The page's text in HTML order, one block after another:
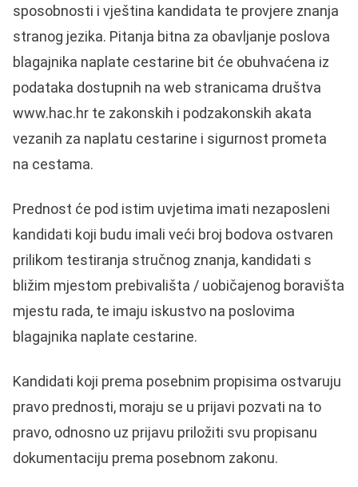
sposobnosti i vještina kandidata te provjere znanja
stranog jezika. Pitanja bitna za obavljanje poslova
blagajnika naplate cestarine bit će obuhvaćena iz
podataka dostupnih na web stranicama društva
www.hac.hr te zakonskih i podzakonskih akata
vezanih za naplatu cestarine i sigurnost prometa
na cestama.
Prednost će pod istim uvjetima imati nezaposleni
kandidati koji budu imali veći broj bodova ostvaren
prilikom testiranja stručnog znanja, kandidati s
bližim mjestom prebivališta / uobičajenog boravišta
mjestu rada, te imaju iskustvo na poslovima
blagajnika naplate cestarine.
Kandidati koji prema posebnim propisima ostvaruju
pravo prednosti, moraju se u prijavi pozvati na to
pravo, odnosno uz prijavu priložiti svu propisanu
dokumentaciju prema posebnom zakonu.